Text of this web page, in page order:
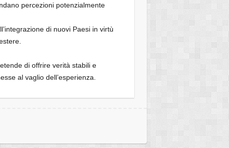
percezioni potenzialmente
di nuovi Paesi in virtù
di offrire verità stabili e
al vaglio dell’esperienza.